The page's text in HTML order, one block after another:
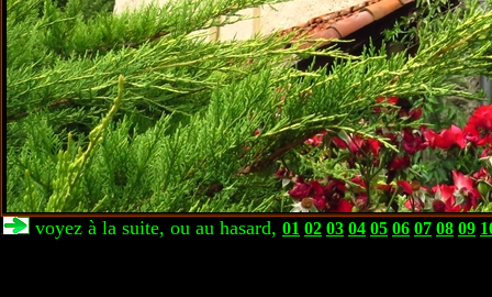
. voyez à la suite, ou au hasard, 01 02 03 04 05 06 07 08 09